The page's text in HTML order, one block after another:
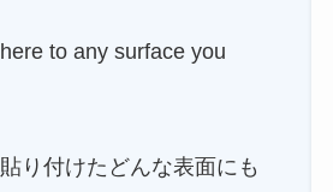
to any surface you
り付けたどんな表面にも